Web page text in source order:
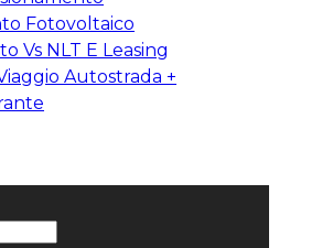
Fotovoltaico
Vs NLT E Leasing
Autostrada +